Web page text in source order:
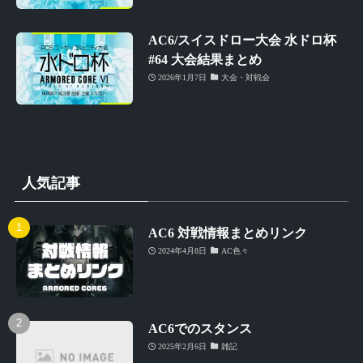
AC6/スイスドロー大会 水ドロ杯
#64 大会結果まとめ
2026年1月7日 大会・対戦会
人気記事
AC6 対戦情報まとめリンク
2024年4月8日 AC色々
AC6でのスタンス
2025年2月6日 雑記